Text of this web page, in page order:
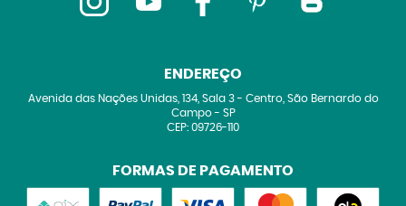
ENDEREÇO
Avenida das Nações Unidas, 134, Sala 3- Centro, São Bernardo do
Campo- SP
CEP: 09726-110
FORMAS DE PAGAMENTO